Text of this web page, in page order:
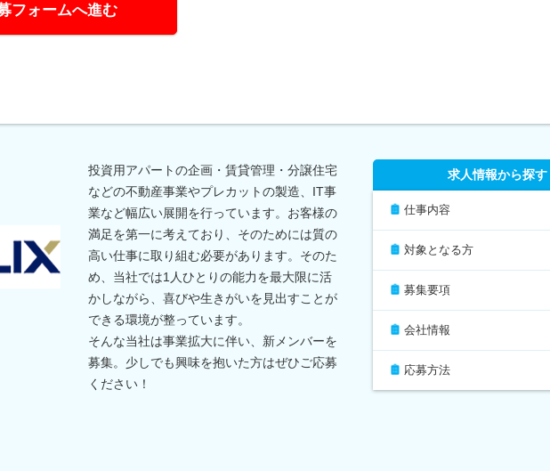
フォームへ進む
投資用アパートの企画・賃貸管理・分譲住宅
などの不動産事業やプレカットの製造、IT事
業など幅広い展開を行っています。お客様の
満足を第一に考えており、そのためには質の
高い仕事に取り組む必要があります。そのた
め、当社では1人ひとりの能力を最大限に活
かしながら、喜びや生きがいを見出すことが
できる環境が整っています。
そんな当社は事業拡大に伴い、新メンバーを
募集。少しでも興味を抱いた方はぜひご応募
ください！
求人情報から探す
仕事内容
対象となる方
募集要項
会社情報
応募方法